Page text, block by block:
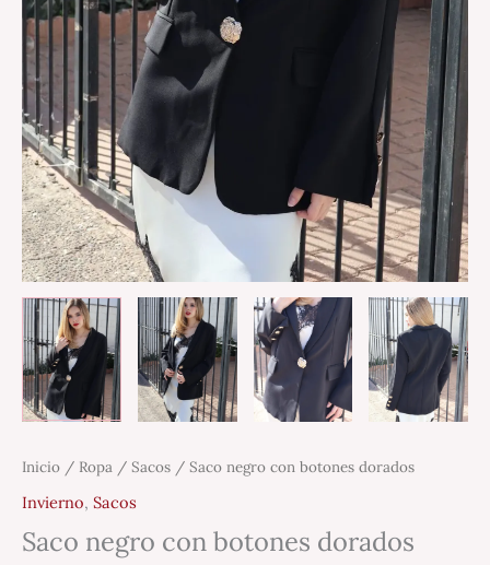
Inicio / Ropa / Sacos / Saco negro con botones dorados
Invierno, Sacos
Saco negro con botones dorados